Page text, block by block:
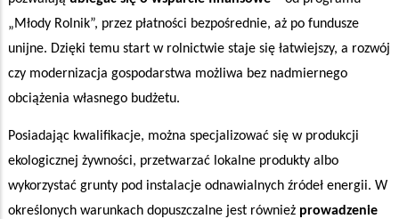
„Młody Rolnik”, przez płatności bezpośrednie, aż po fundusze
unijne. Dzięki temu start w rolnictwie staje się łatwiejszy, a rozwój
czy modernizacja gospodarstwa możliwa bez nadmiernego
obciążenia własnego budżetu.
Posiadając kwalifikacje, można specjalizować się w produkcji
ekologicznej żywności, przetwarzać lokalne produkty albo
wykorzystać grunty pod instalacje odnawialnych źródeł energii. W
określonych warunkach dopuszczalne jest również prowadzenie